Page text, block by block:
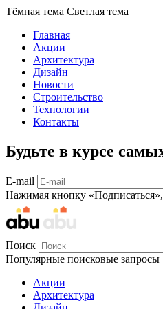
Тёмная тема Светлая тема
Главная
Акции
Архитектура
Дизайн
Новости
Строительство
Технологии
Контакты
Будьте в курсе
E-mail
Нажимая кнопку
Поиск
Популярные поисковые запросы
Акции
Архитектура